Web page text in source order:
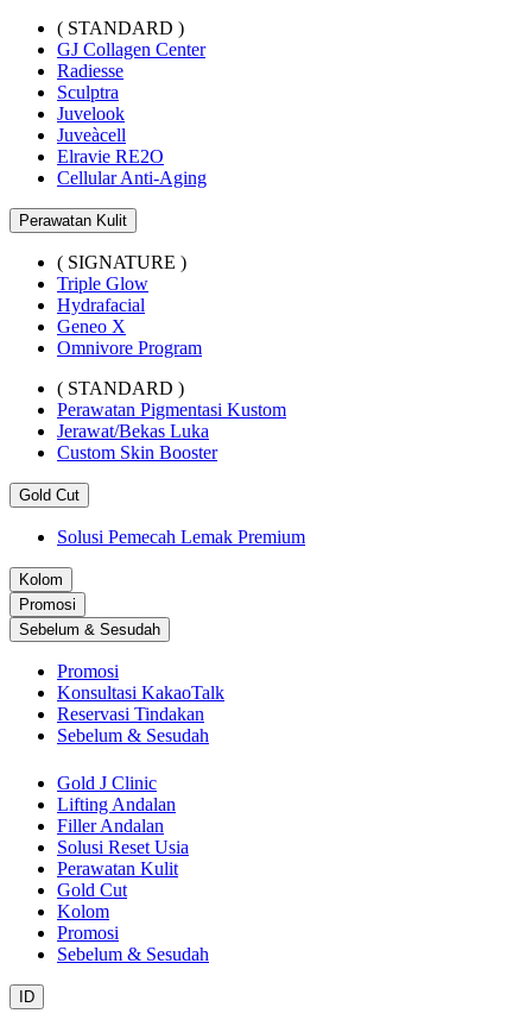
( STANDARD )
GJ Collagen Center
Radiesse
Sculptra
Juvelook
Juveàcell
Elravie RE2O
Cellular Anti-Aging
Perawatan Kulit
( SIGNATURE )
Triple Glow
Hydrafacial
Geneo X
Omnivore Program
( STANDARD )
Perawatan Pigmentasi Kustom
Jerawat/Bekas Luka
Custom Skin Booster
Gold Cut
Solusi Pemecah Lemak Premium
Kolom
Promosi
Sebelum & Sesudah
Promosi
Konsultasi KakaoTalk
Reservasi Tindakan
Sebelum & Sesudah
Gold J Clinic
Lifting Andalan
Filler Andalan
Solusi Reset Usia
Perawatan Kulit
Gold Cut
Kolom
Promosi
Sebelum & Sesudah
ID